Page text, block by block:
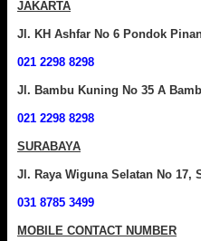
JAKARTA
Jl. KH Ashfar No 6 Pondok
021 2298 8298
Jl. Bambu Kuning No 35 A
021 2298 8298
SURABAYA
Jl. Raya Wiguna Selatan No 17,
031 8785 3499
MOBILE CONTACT NUMBER